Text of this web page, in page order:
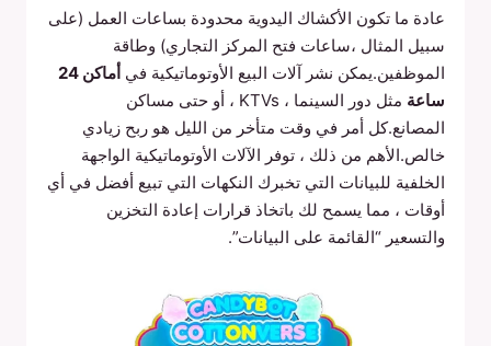
عادة ما تكون الأكشاك اليدوية محدودة بساعات العمل (على
سبيل المثال ،ساعات فتح المركز التجاري) وطاقة
الموظفين.يمكن نشر آلات البيع الأوتوماتيكية في
أماكن 24
ساعة
مثل دور السينما ، KTVs ، أو حتى مساكن
المصانع.كل أمر في وقت متأخر من الليل هو ربح زيادي
خالص.الأهم من ذلك ، توفر الآلات الأوتوماتيكية الواجهة
الخلفية للبيانات التي تخبرك النكهات التي تبيع أفضل في أي
أوقات ، مما يسمح لك باتخاذ قرارات إعادة التخزين
والتسعير “القائمة على البيانات”.